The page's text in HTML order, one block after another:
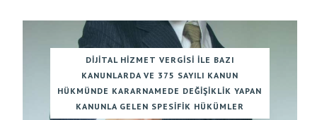
DIJITAL HIZMET VERGISI ILE BAZI
KANUNLARDA VE 375 SAYILI KANUN
HÜKMÜNDE KARARNAMEDE DEĞIŞIKLIK YAPAN
KANUNLA GELEN SPESIFIK HÜKÜMLER